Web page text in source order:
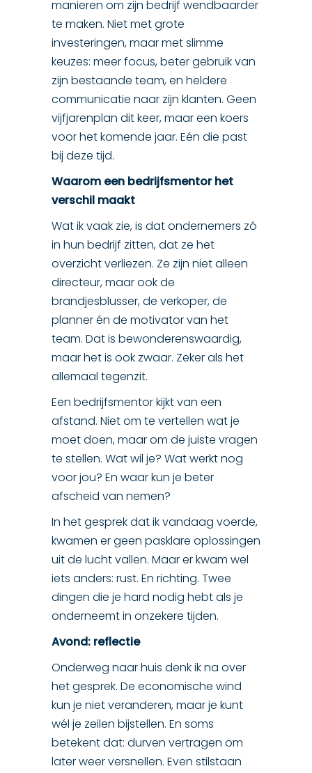
manieren om zijn bedrijf wendbaarder
te maken. Niet met grote
investeringen, maar met slimme
keuzes: meer focus, beter gebruik van
zijn bestaande team, en heldere
communicatie naar zijn klanten. Geen
vijfjarenplan dit keer, maar een koers
voor het komende jaar. Eén die past
bij deze tijd.
Waarom een bedrijfsmentor het
verschil maakt
Wat ik vaak zie, is dat ondernemers zó
in hun bedrijf zitten, dat ze het
overzicht verliezen. Ze zijn niet alleen
directeur, maar ook de
brandjesblusser, de verkoper, de
planner én de motivator van het
team. Dat is bewonderenswaardig,
maar het is ook zwaar. Zeker als het
allemaal tegenzit.
Een bedrijfsmentor kijkt van een
afstand. Niet om te vertellen wat je
moet doen, maar om de juiste vragen
te stellen. Wat wil je? Wat werkt nog
voor jou? En waar kun je beter
afscheid van nemen?
In het gesprek dat ik vandaag voerde,
kwamen er geen pasklare oplossingen
uit de lucht vallen. Maar er kwam wel
iets anders: rust. En richting. Twee
dingen die je hard nodig hebt als je
onderneemt in onzekere tijden.
Avond: reflectie
Onderweg naar huis denk ik na over
het gesprek. De economische wind
kun je niet veranderen, maar je kunt
wél je zeilen bijstellen. En soms
betekent dat: durven vertragen om
later weer versnellen. Even stilstaan